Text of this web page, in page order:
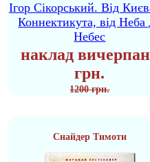
Ігор Сікорський. Від
Коннектикута, від Неба
Небес
наклад
грн.
1200 грн.
Снайдер Тимоти